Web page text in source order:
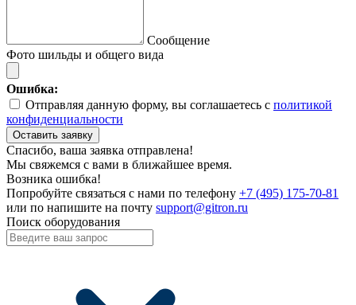
Сообщение
Фото шильды и общего вида
Ошибка:
Отправляя данную форму, вы соглашаетесь с политикой
конфиденциальности
Оставить заявку
Спасибо, ваша заявка отправлена!
Мы свяжемся с вами в ближайшее время.
Возника ошибка!
Попробуйте связаться с нами по телефону +7 (495) 175-70-81
или по напишите на почту support@gitron.ru
Поиск оборудования